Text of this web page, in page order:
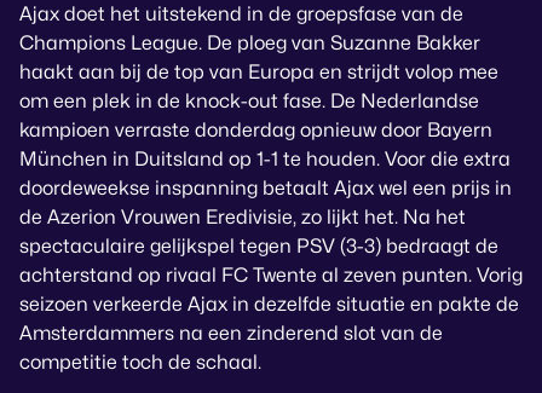
Ajax doet het uitstekend in de groepsfase van de
Champions League. De ploeg van Suzanne Bakker
haakt aan bij de top van Europa en strijdt volop mee
om een plek in de knock-out fase. De Nederlandse
kampioen verraste donderdag opnieuw door Bayern
München in Duitsland op 1-1 te houden. Voor die extra
doordeweekse inspanning betaalt Ajax wel een prijs in
de Azerion Vrouwen Eredivisie, zo lijkt het. Na het
spectaculaire gelijkspel tegen PSV (3-3) bedraagt de
achterstand op rivaal FC Twente al zeven punten. Vorig
seizoen verkeerde Ajax in dezelfde situatie en pakte de
Amsterdammers na een zinderend slot van de
competitie toch de schaal.